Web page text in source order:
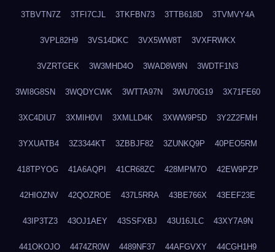
3TBVTN7Z 3TFI7CJL 3TKFBN73 3TTB618D 3TVMVY4A
3VPL82H9 3VS14DKC 3VX5WW8T 3VXFRWKX
3VZRTGEK 3W3MHD4O 3WAD8W9N 3WDTF1N3
3WI8G8SN 3WQDYCWK 3WTTA97N 3WU70G19 3X71FE60
3XC4DIU7 3XMIH0VI 3XMLLD4K 3XWW9P5D 3Y2Z2FMH
3YXUATB4 3Z3344KT 3ZBBJF82 3ZUNKQ9P 40PEO5RM
418TPYOG 41A6AQPI 41CR68ZC 428MPM7O 42EW9PZP
42HIOZNV 42QOZROE 437L5RRA 43BE766X 43EEF23E
43IP3TZ3 43OJ1AEY 43SSFXBJ 43U16JLC 43XY7A9N
441OKOJO 4474ZR0W 4489NF37 44AFGVXY 44CGH1H9